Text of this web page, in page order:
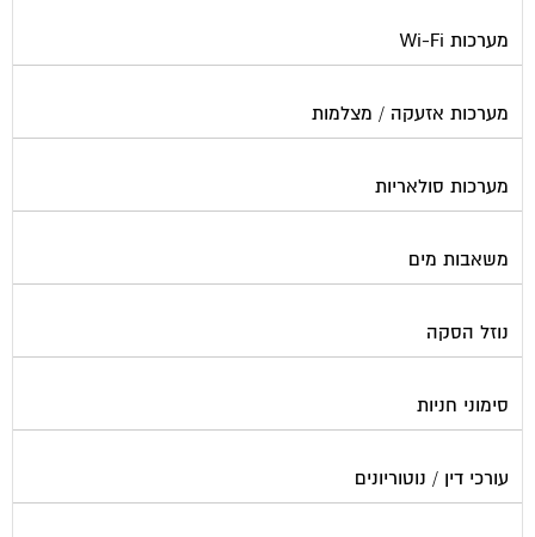
מערכות Wi-Fi
מערכות אזעקה / מצלמות
מערכות סולאריות
משאבות מים
נוזל הסקה
סימוני חניות
עורכי דין / נוטוריונים